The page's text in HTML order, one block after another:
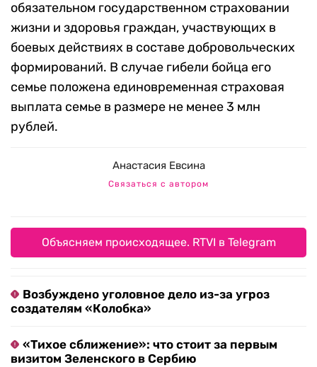
обязательном государственном страховании
жизни и здоровья граждан, участвующих в
боевых действиях в составе добровольческих
формирований. В случае гибели бойца его
семье положена единовременная страховая
выплата семье в размере не менее 3 млн
рублей.
Анастасия Евсина
Связаться с автором
Объясняем происходящее. RTVI в Telegram
Возбуждено уголовное дело из-за угроз
создателям «Колобка»
«Тихое сближение»: что стоит за первым
визитом Зеленского в Сербию